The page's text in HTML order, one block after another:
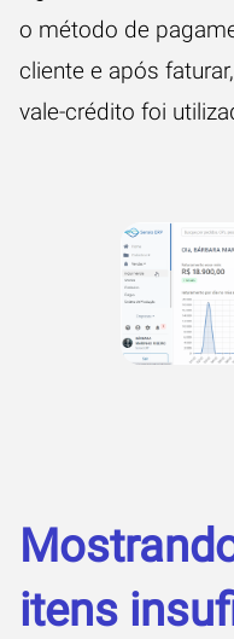
o método de
cliente e após
vale-crédito foi
itens